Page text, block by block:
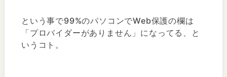
という事で99%のパソコンでWeb保護の欄は
「プロバイダーがありません」になってる、と
いうコト。